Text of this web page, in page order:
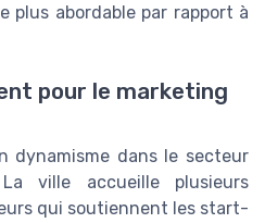
plus abordable par rapport à
pour le marketing
dynamisme dans le secteur
ville accueille plusieurs
qui soutiennent les start-